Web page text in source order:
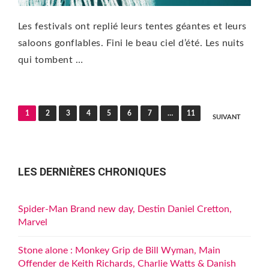
Les festivals ont replié leurs tentes géantes et leurs
saloons gonflables. Fini le beau ciel d’été. Les nuits
qui tombent …
Pagination
1 2 3 4 5 6 7 … 11
SUIVANT
LES DERNIÈRES CHRONIQUES
Spider-Man Brand new day, Destin Daniel Cretton,
Marvel
Stone alone : Monkey Grip de Bill Wyman, Main
Offender de Keith Richards, Charlie Watts & Danish